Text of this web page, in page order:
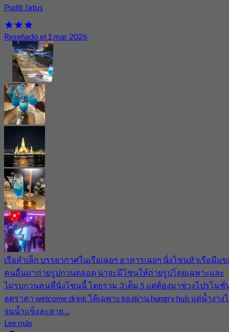
Pudit Jatus
Reseñado el 1 mar 2026
เรือลำเล็ก บรรยากาศในเรือเฉยๆ อาหารเฉยๆ นั่งโซนหัวเรือมีแ
คนอื่นมาถ่ายรูปกวนตลอด น่าจะมีโซนให้ถ่ายรูปโดยเฉพาะและ
ไม่รบกวนคนที่นั่งโซนนี้ โดยรวม 3 เต็ม 5 แต่ต้องมาช่วงโปรโมชั่
ลดราคา welcome drink ได้เฉพาะจองผ่าน hungry hub แต่น้ำงาง
จนน้ำแข็งละลาย ...
Lee más